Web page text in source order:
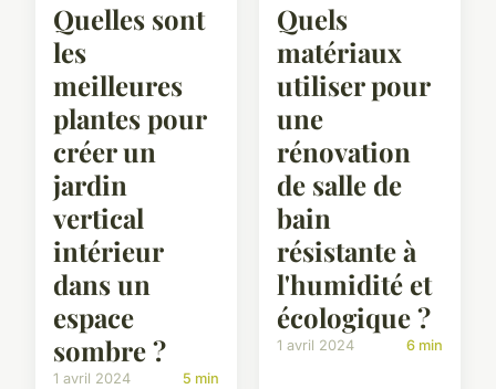
Quelles sont
les
meilleures
plantes pour
créer un
jardin
vertical
intérieur
dans un
espace
sombre ?
1 avril 2024 5 min
Quels
matériaux
utiliser pour
une
rénovation
de salle de
bain
résistante à
l'humidité et
écologique ?
1 avril 2024 6 min